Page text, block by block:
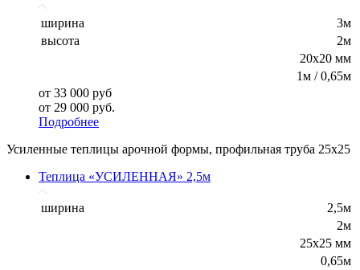
ширина
3м
высота
2м
20х20 мм
1м / 0,65м
от 33 000 руб
от 29 000 руб.
Подробнее
Усиленные теплицы арочной формы, профильная труба 25х25
Теплица «УСИЛЕННАЯ» 2,5м
ширина
2,5м
2м
25x25 мм
0,65м